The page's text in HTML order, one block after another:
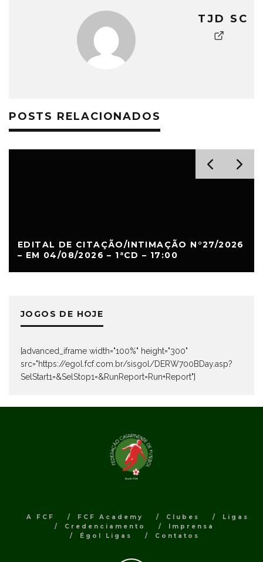
TJD SC
POSTS RELACIONADOS
EDITAL DE CITAÇÃO/INTIMAÇÃO N°27/2026
– EM 04/08/2026 – 1ªCD – 17:00
JOGOS DE HOJE
[advanced_iframe width="100%" height="300"
src="https://egol.fcf.com.br/sisgol/DERW700BDay.asp?
SelStart1=&SelStop1=&RunReport=Run+Report"]
A FCF FCF Academy Clubes
Ligas
Credenciamento
Imprensa
Égol Ligas
Contatos